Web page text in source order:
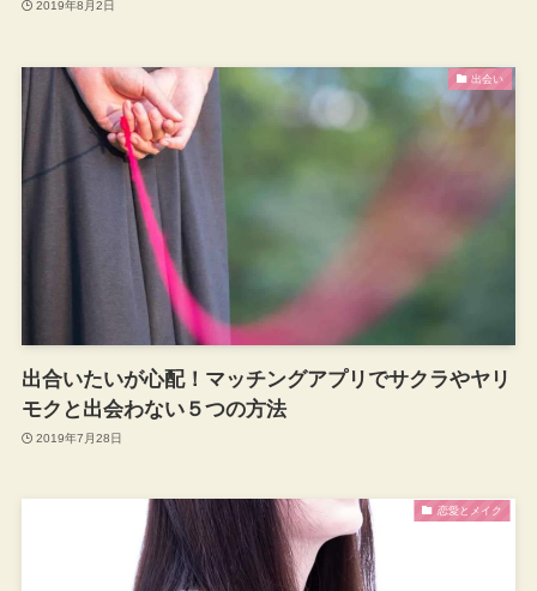
2019年8月2日
出会い
出合いたいが心配！マッチングアプリでサクラやヤリ
モクと出会わない５つの方法
2019年7月28日
恋愛とメイク